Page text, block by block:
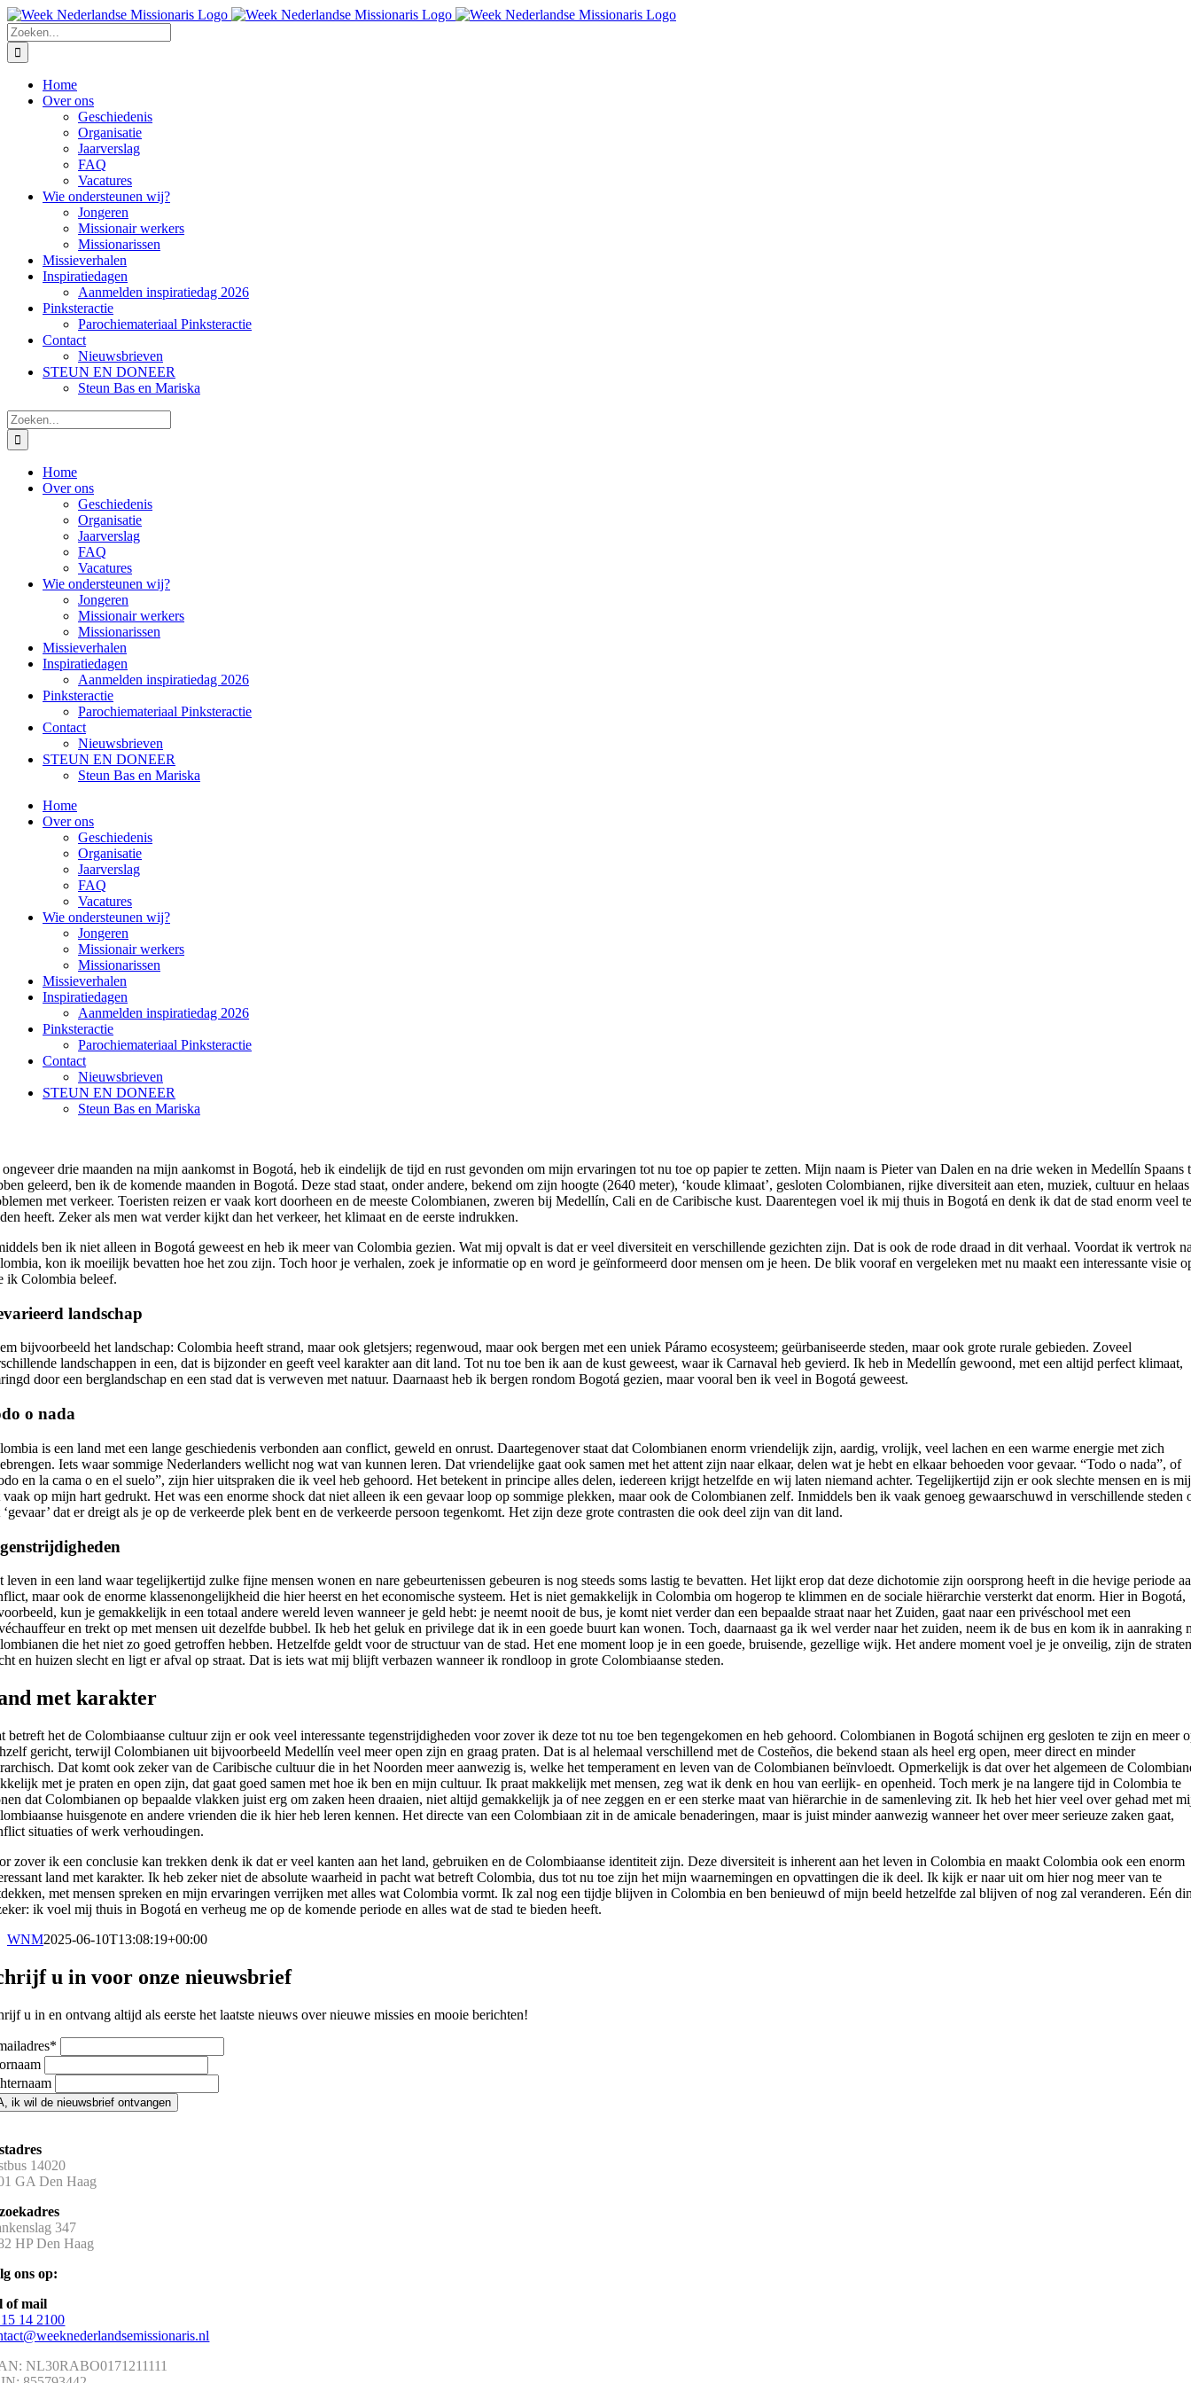
Ga
naar
inhoud
Zoeken
naar:
Home
Over ons
Geschiedenis
Organisatie
Jaarverslag
FAQ
Vacatures
Wie ondersteunen wij?
Jongeren
Missionair werkers
Missionarissen
Missieverhalen
Inspiratiedagen
Aanmelden inspiratiedag 2026
Pinksteractie
Parochiemateriaal Pinksteractie
Contact
Nieuwsbrieven
STEUN EN DONEER
Steun Bas en Mariska
Zoeken
naar:
Home
Over ons
Geschiedenis
Organisatie
Jaarverslag
FAQ
Vacatures
Wie ondersteunen wij?
Jongeren
Missionair werkers
Missionarissen
Missieverhalen
Inspiratiedagen
Aanmelden inspiratiedag 2026
Pinksteractie
Parochiemateriaal Pinksteractie
Contact
Nieuwsbrieven
STEUN EN DONEER
Steun Bas en Mariska
Home
Over ons
Geschiedenis
Organisatie
Jaarverslag
FAQ
Vacatures
Wie ondersteunen wij?
Jongeren
Missionair werkers
Missionarissen
Missieverhalen
Inspiratiedagen
Aanmelden inspiratiedag 2026
Pinksteractie
Parochiemateriaal Pinksteractie
Contact
Nieuwsbrieven
STEUN EN DONEER
Steun Bas en Mariska
drie maanden na mijn aankomst in Bogotá, heb ik eindelijk de tijd en rust gevonden om mijn ervaringen tot nu toe op papier te zetten. Mijn naam is Pieter van Dalen en na drie weken in Medellín Spaans
geleerd, ben ik de komende maanden in Bogotá. Deze stad staat, onder andere, bekend om zijn hoogte (2640 meter), ‘koude klimaat’, gesloten Colombianen, rijke diversiteit aan eten, muziek, cultuur en helaas
met verkeer. Toeristen reizen er vaak kort doorheen en de meeste Colombianen, zweren bij Medellín, Cali en de Caribische kust. Daarentegen voel ik mij thuis in Bogotá en denk ik dat de stad enorm veel
heeft. Zeker als men wat verder kijkt dan het verkeer, het klimaat en de eerste indrukken.
ben ik niet alleen in Bogotá geweest en heb ik meer van Colombia gezien. Wat mij opvalt is dat er veel diversiteit en verschillende gezichten zijn. Dat is ook de rode draad in dit verhaal. Voordat ik vertrok
kon ik moeilijk bevatten hoe het zou zijn. Toch hoor je verhalen, zoek je informatie op en word je geïnformeerd door mensen om je heen. De blik vooraf en vergeleken met nu maakt een interessante visie
ik Colombia beleef.
landschap
bijvoorbeeld het landschap: Colombia heeft strand, maar ook gletsjers; regenwoud, maar ook bergen met een uniek Páramo ecosysteem; geürbaniseerde steden, maar ook grote rurale gebieden. Zoveel
landschappen in een, dat is bijzonder en geeft veel karakter aan dit land. Tot nu toe ben ik aan de kust geweest, waar ik Carnaval heb gevierd. Ik heb in Medellín gewoond, met een altijd perfect klimaat,
door een berglandschap en een stad dat is verweven met natuur. Daarnaast heb ik bergen rondom Bogotá gezien, maar vooral ben ik veel in Bogotá geweest.
o nada
is een land met een lange geschiedenis verbonden aan conflict, geweld en onrust. Daartegenover staat dat Colombianen enorm vriendelijk zijn, aardig, vrolijk, veel lachen en een warme energie met zich
Iets waar sommige Nederlanders wellicht nog wat van kunnen leren. Dat vriendelijke gaat ook samen met het attent zijn naar elkaar, delen wat je hebt en elkaar behoeden voor gevaar. “Todo o nada”, of
en la cama o en el suelo”, zijn hier uitspraken die ik veel heb gehoord. Het betekent in principe alles delen, iedereen krijgt hetzelfde en wij laten niemand achter. Tegelijkertijd zijn er ook slechte mensen en is mij
vaak op mijn hart gedrukt. Het was een enorme shock dat niet alleen ik een gevaar loop op sommige plekken, maar ook de Colombianen zelf. Inmiddels ben ik vaak genoeg gewaarschuwd in verschillende steden
‘gevaar’ dat er dreigt als je op de verkeerde plek bent en de verkeerde persoon tegenkomt. Het zijn deze grote contrasten die ook deel zijn van dit land.
leven in een land waar tegelijkertijd zulke fijne mensen wonen en nare gebeurtenissen gebeuren is nog steeds soms lastig te bevatten. Het lijkt erop dat deze dichotomie zijn oorsprong heeft in die hevige periode
maar ook de enorme klassenongelijkheid die hier heerst en het economische systeem. Het is niet gemakkelijk in Colombia om hogerop te klimmen en de sociale hiërarchie versterkt dat enorm. Hier in Bogotá,
kun je gemakkelijk in een totaal andere wereld leven wanneer je geld hebt: je neemt nooit de bus, je komt niet verder dan een bepaalde straat naar het Zuiden, gaat naar een privéschool met een
en trekt op met mensen uit dezelfde bubbel. Ik heb het geluk en privilege dat ik in een goede buurt kan wonen. Toch, daarnaast ga ik wel verder naar het zuiden, neem ik de bus en kom ik in aanraking
die het niet zo goed getroffen hebben. Hetzelfde geldt voor de structuur van de stad. Het ene moment loop je in een goede, bruisende, gezellige wijk. Het andere moment voel je je onveilig, zijn de
en huizen slecht en ligt er afval op straat. Dat is iets wat mij blijft verbazen wanneer ik rondloop in grote Colombiaanse steden.
met karakter
betreft het de Colombiaanse cultuur zijn er ook veel interessante tegenstrijdigheden voor zover ik deze tot nu toe ben tegengekomen en heb gehoord. Colombianen in Bogotá schijnen erg gesloten te zijn en meer
gericht, terwijl Colombianen uit bijvoorbeeld Medellín veel meer open zijn en graag praten. Dat is al helemaal verschillend met de Costeños, die bekend staan als heel erg open, meer direct en minder
Dat komt ook zeker van de Caribische cultuur die in het Noorden meer aanwezig is, welke het temperament en leven van de Colombianen beïnvloedt. Opmerkelijk is dat over het algemeen de
met je praten en open zijn, dat gaat goed samen met hoe ik ben en mijn cultuur. Ik praat makkelijk met mensen, zeg wat ik denk en hou van eerlijk- en openheid. Toch merk je na langere tijd in Colombia te
dat Colombianen op bepaalde vlakken juist erg om zaken heen draaien, niet altijd gemakkelijk ja of nee zeggen en er een sterke maat van hiërarchie in de samenleving zit. Ik heb het hier veel over gehad met
huisgenote en andere vrienden die ik hier heb leren kennen. Het directe van een Colombiaan zit in de amicale benaderingen, maar is juist minder aanwezig wanneer het over meer serieuze zaken gaat,
situaties of werk verhoudingen.
zover ik een conclusie kan trekken denk ik dat er veel kanten aan het land, gebruiken en de Colombiaanse identiteit zijn. Deze diversiteit is inherent aan het leven in Colombia en maakt Colombia ook een enorm
land met karakter. Ik heb zeker niet de absolute waarheid in pacht wat betreft Colombia, dus tot nu toe zijn het mijn waarnemingen en opvattingen die ik deel. Ik kijk er naar uit om hier nog meer van te
met mensen spreken en mijn ervaringen verrijken met alles wat Colombia vormt. Ik zal nog een tijdje blijven in Colombia en ben benieuwd of mijn beeld hetzelfde zal blijven of nog zal veranderen. Eén
ik voel mij thuis in Bogotá en verheug me op de komende periode en alles wat de stad te bieden heeft.
WNM2025-06-10T13:08:19+00:00
u in voor onze nieuwsbrief
u in en ontvang altijd als eerste het laatste nieuws over nieuwe missies en mooie berichten!
*
ik wil de nieuwsbrief ontvangen
14020
GA Den Haag
347
HP Den Haag
ons op:
of mail
14 2100
NL30RABO0171211111